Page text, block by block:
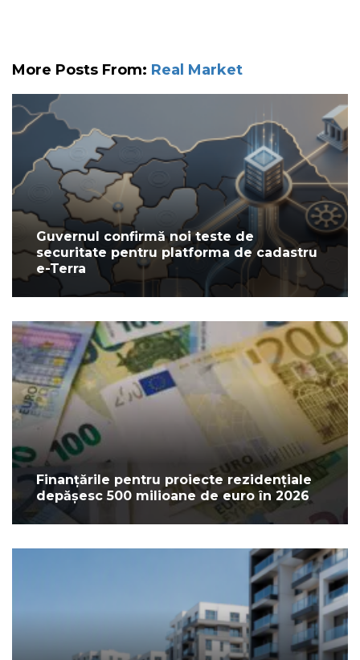
More Posts From: Real Market
Guvernul confirmă noi teste de
securitate pentru platforma de cadastru
e-Terra
Finanțările pentru proiecte rezidențiale
depășesc 500 milioane de euro în 2026